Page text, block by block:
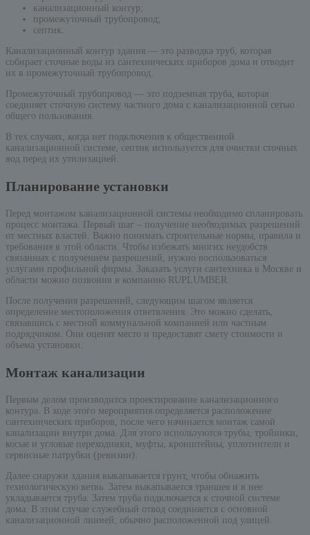
канализационный контур;
промежуточный трубопровод;
септик.
Канализационный контур здания — это разводка труб, которая
собирает сточные воды из сантехнических приборов дома и отводит
их в промежуточный трубопровод.
Промежуточный трубопровод — это подземная труба, которая
соединяет сточную систему частного дома с канализационной сетью
общего пользования.
В тех случаях, когда нет подключения к общественной
канализационной системе, септик используется для очистки сточных
вод перед их утилизацией.
Планирование установки
Перед монтажом канализационной системы необходимо спланировать
процесс монтажа. Первый шаг – получение необходимых разрешений
от местных властей. Важно понимать строительные нормы, правила и
требования в этой области. Чтобы избежать многих неудобств
связанных с получением разрешений, нужно воспользоваться
услугами профильной фирмы. Заказать услуги сантехника в Москве и
области можно позвонив в компанию RUPLUMBER.
После получения разрешений, следующим шагом является
определение местоположения ответвления. Это можно сделать,
связавшись с местной коммунальной компанией или частным
подрядчиком. Они оценят место и предоставят смету стоимости и
объема установки.
Монтаж канализации
Первым делом производится проектирование канализационного
контура. В ходе этого мероприятия определяется расположение
сантехнических приборов, после чего начинается монтаж самой
канализации внутри дома. Для этого используются трубы, тройники,
косые и угловые переходники, муфты, кронштейны, уплотнители и
сервисные патрубки (ревизии).
Далее снаружи здания выкапывается грунт, чтобы обнажить
технологическую ветвь. Затем выкапывается траншея и в нее
укладывается труба. Затем труба подключается к сточной системе
дома. В этом случае служебный отвод соединяется с основной
канализационной линией, обычно расположенной под улицей.